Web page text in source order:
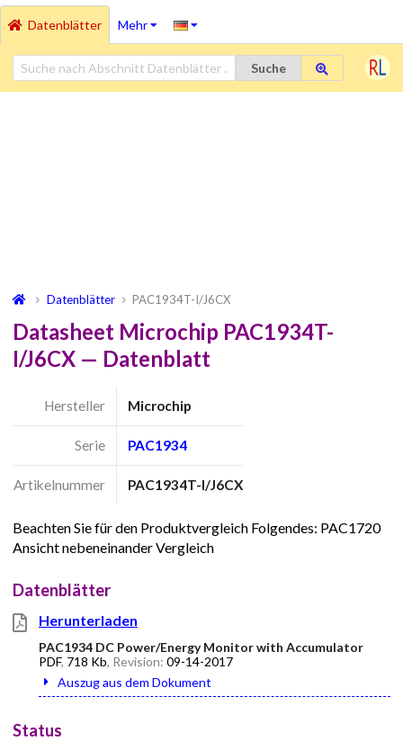
Datenblätter Mehr
Suche
Datenblätter PAC1934T-I/J6CX
Datasheet Microchip PAC1934T-
I/J6CX — Datenblatt
Hersteller Microchip
Serie PAC1934
Artikelnummer PAC1934T-I/J6CX
Beachten Sie für den Produktvergleich Folgendes: PAC1720
Ansicht nebeneinander Vergleich
Datenblätter
Herunterladen
PAC1934 DC Power/Energy Monitor with Accumulator
PDF, 718 Kb, Revision: 09-14-2017
Auszug aus dem Dokument
Status